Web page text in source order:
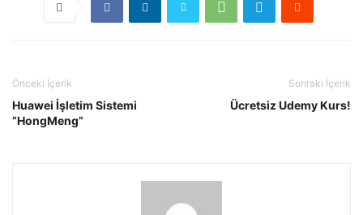
Önceki İçerik
Huawei İşletim Sistemi
”HongMeng”
Sonraki İçerik
Ücretsiz Udemy Kurs!